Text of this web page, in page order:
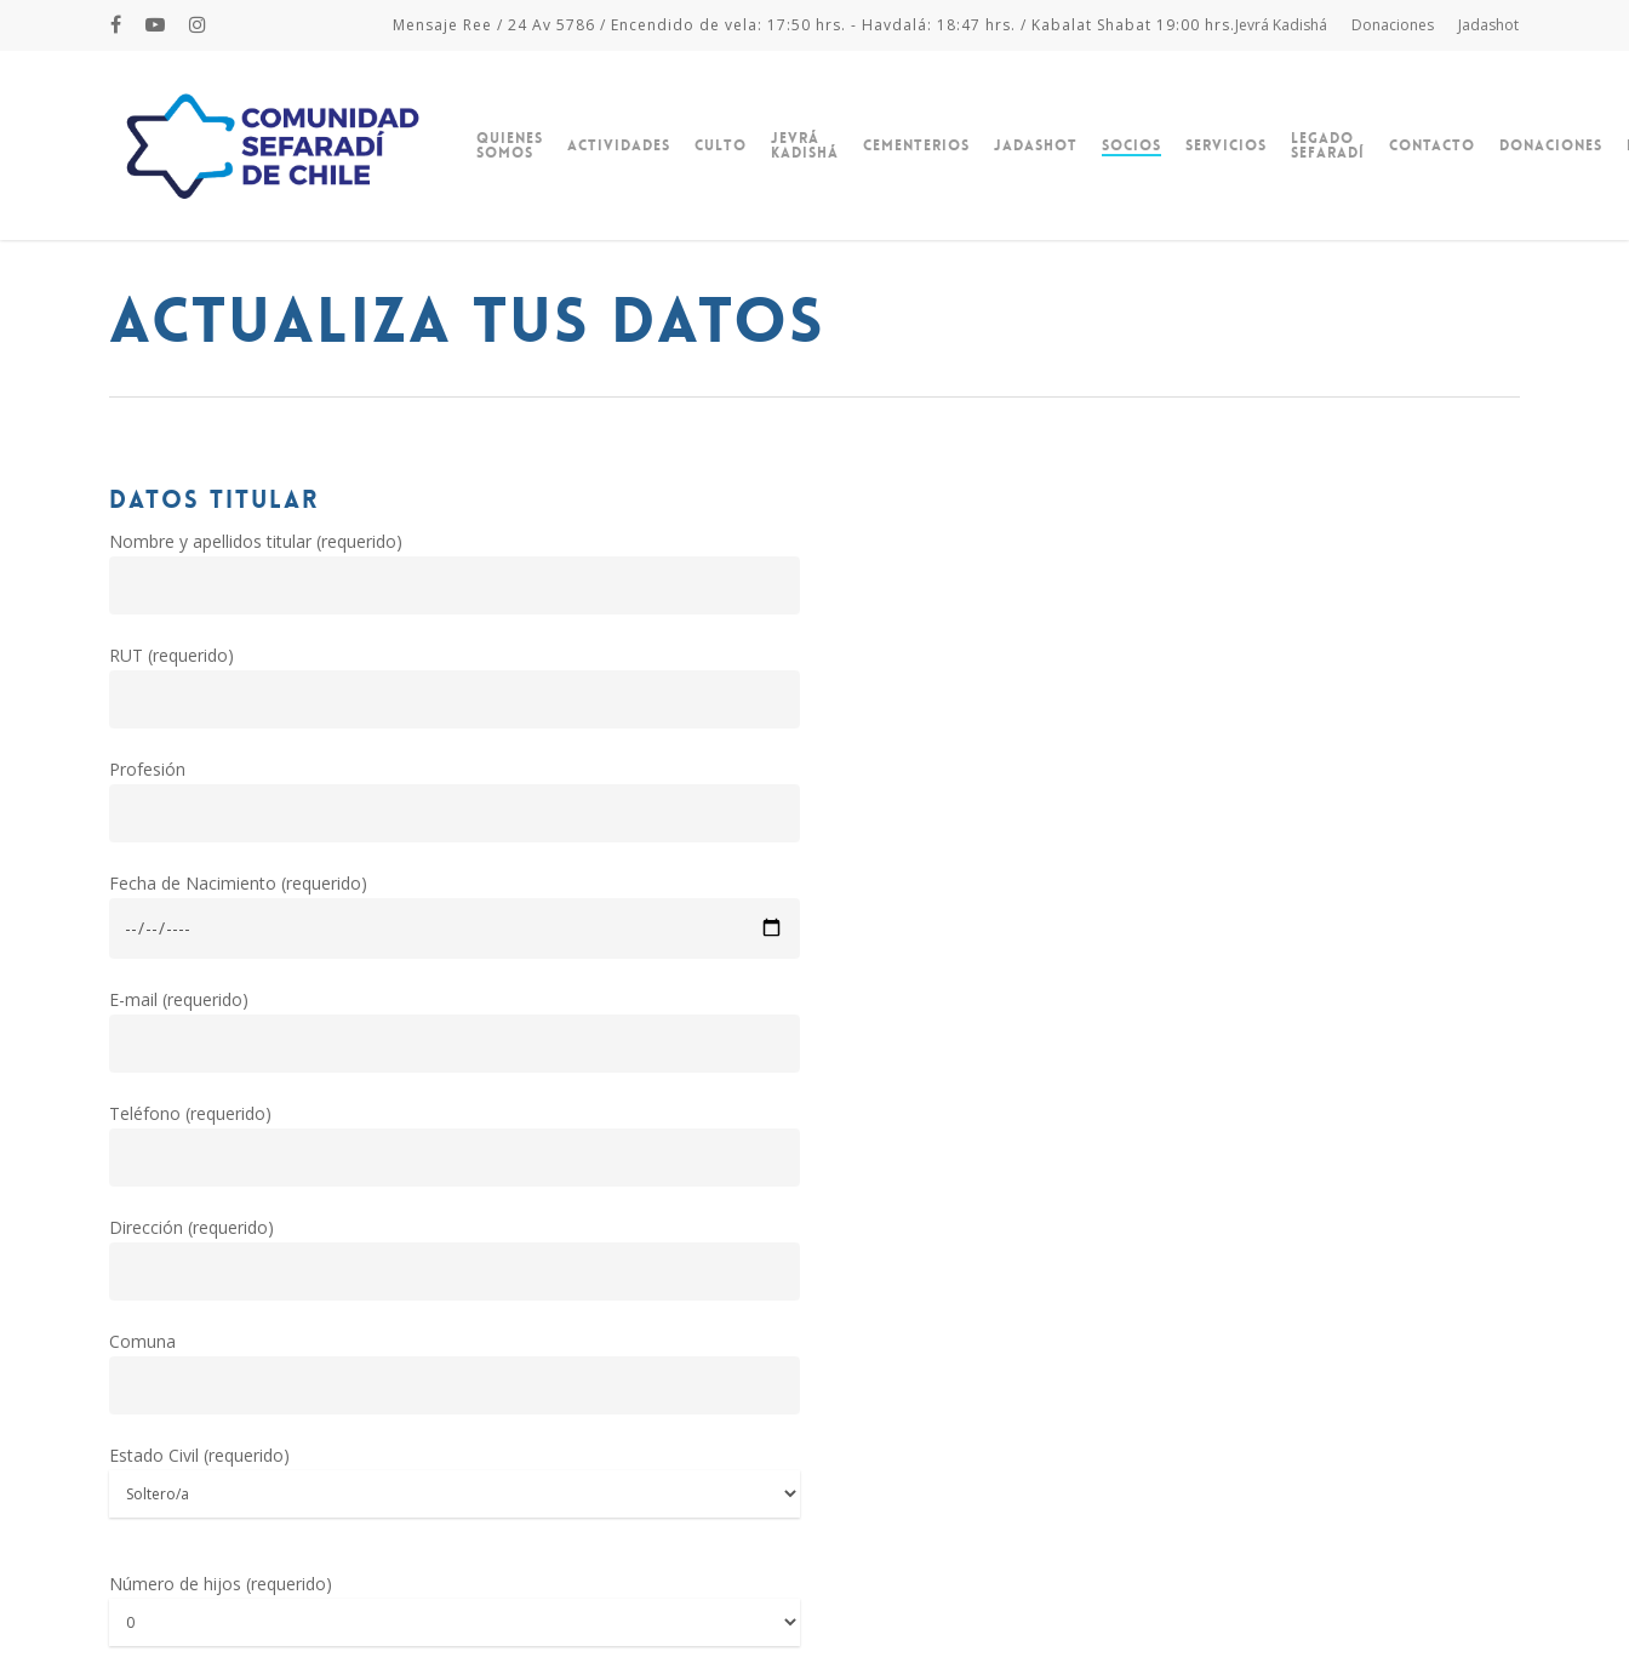
Mensaje Ree / 24 Av 5786 / Encendido de vela: 17:50 hrs. - Havdalá: 18:47 hrs. / Kabalat Shabat 19:00 hrs.Jevrá Kadishá Donaciones Jadashot
Quienes
Somos Actividades Culto Jevrá
Kadishá Cementerios Jadashot Socios Servicios Legado
Sefaradí Contacto Donaciones
Actualiza tus Datos
DATOS TITULAR
Nombre y apellidos titular (requerido)
RUT (requerido)
Profesión
Fecha de Nacimiento (requerido)
E-mail (requerido)
Teléfono (requerido)
Dirección (requerido)
Comuna
Estado Civil (requerido)
Número de hijos (requerido)